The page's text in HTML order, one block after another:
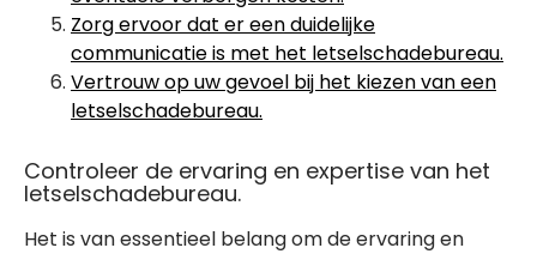
Zorg ervoor dat er een duidelijke
communicatie is met het letselschadebureau.
Vertrouw op uw gevoel bij het kiezen van een
letselschadebureau.
Controleer de ervaring en expertise van het
letselschadebureau.
Het is van essentieel belang om de ervaring en